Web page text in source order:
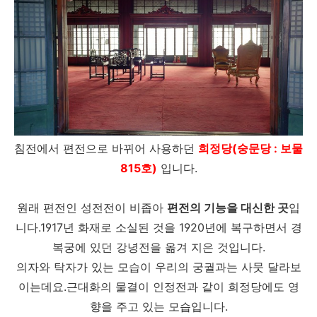
침전에서 편전으로 바뀌어 사용하던 희정당(숭문당 : 보물
815호) 입니다.
원래 편전인 성전전이 비좁아 편전의 기능을 대신한 곳입
니다.1917년 화재로 소실된 것을 1920년에 복구하면서 경
복궁에 있던 강녕전을 옮겨 지은 것입니다.
의자와 탁자가 있는 모습이 우리의 궁궐과는 사뭇 달라보
이는데요.근대화의 물결이 인정전과 같이 희정당에도 영
향을 주고 있는 모습입니다.